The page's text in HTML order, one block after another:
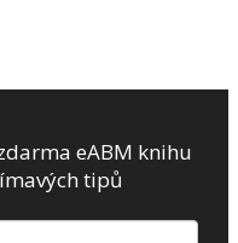
eABM knihu
tipů